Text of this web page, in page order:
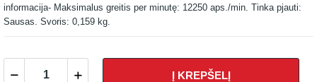
informacija- Maksimalus greitis per minutę: 12250 aps./min. Tinka pjauti:
Sausas. Svoris: 0,159 kg.
Į KREPŠELĮ